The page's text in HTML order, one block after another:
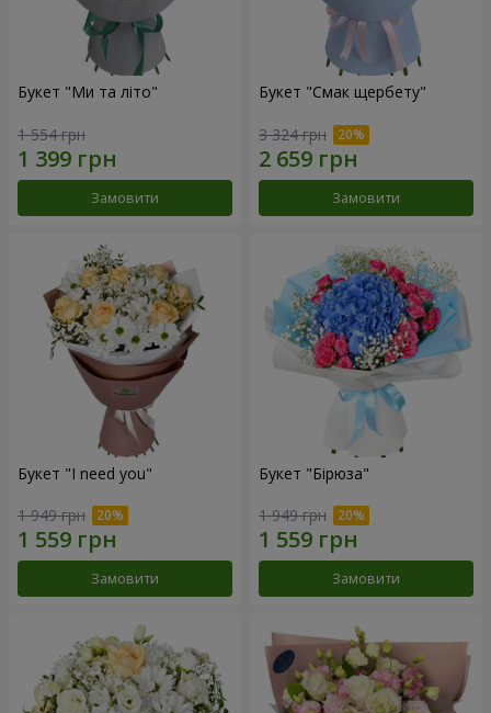
Букет "Ми та літо"
1 554 грн
Замовити
Букет "Смак щербету"
3 324 грн
Замовити
Букет "I need you"
1 949 грн
Замовити
Букет "Бірюза"
1 949 грн
Замовити